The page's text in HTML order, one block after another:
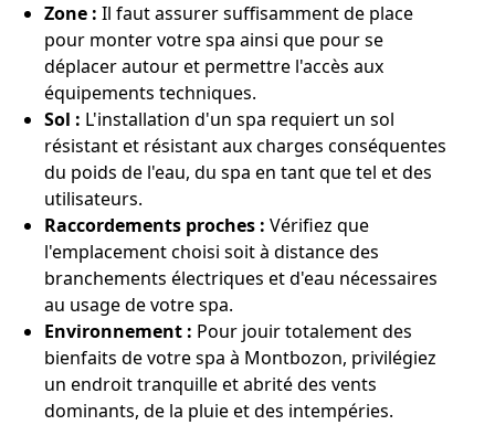
Zone : Il faut assurer suffisamment de place
pour monter votre spa ainsi que pour se
déplacer autour et permettre l'accès aux
équipements techniques.
Sol : L'installation d'un spa requiert un sol
résistant et résistant aux charges conséquentes
du poids de l'eau, du spa en tant que tel et des
utilisateurs.
Raccordements proches : Vérifiez que
l'emplacement choisi soit à distance des
branchements électriques et d'eau nécessaires
au usage de votre spa.
Environnement : Pour jouir totalement des
bienfaits de votre spa à Montbozon, privilégiez
un endroit tranquille et abrité des vents
dominants, de la pluie et des intempéries.